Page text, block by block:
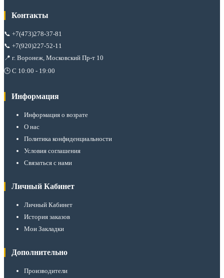
Контакты
📞 +7(473)278-37-81
📞 +7(920)227-52-11
📍 г. Воронеж, Московский Пр-т 10
🕒 С 10:00 - 19:00
Информация
Информация о возрате
О нас
Политика конфиденциальности
Условия соглашения
Связаться с нами
Личный Кабинет
Личный Кабинет
История заказов
Мои Закладки
Дополнительно
Производители